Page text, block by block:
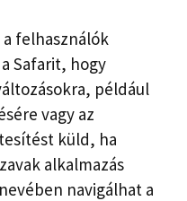
felhasználók
Safarit, hogy
például
vagy az
küld, ha
alkalmazás
navigálhat a